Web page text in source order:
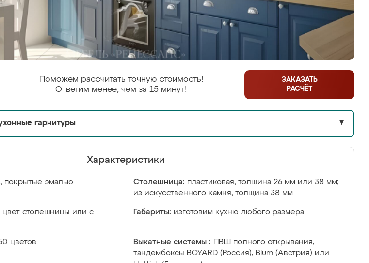
Поможем рассчитать точную стоимость!
Ответим менее, чем за 15 минут!
ЗАКАЗАТЬ
РАСЧЁТ
гарнитуры ▼
Характеристики
покрытые эмалью Столешница: пластиковая, толщина 26 мм или 38 мм;
из искусственного камня, толщина 38 мм
столешницы или с
Габариты: изготовим кухню любого размера
цветов Выкатные системы :
ПВШ полного открывания,
тандембоксы BOYARD (Россия), Blum (Австрия) или